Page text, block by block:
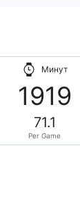
Минут
1919
71.1
Per Game